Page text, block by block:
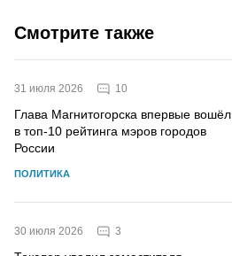
Смотрите также
31 июля 2026 10
Глава Магнитогорска впервые вошёл
в топ-10 рейтинга мэров городов
России
ПОЛИТИКА
30 июля 2026 3